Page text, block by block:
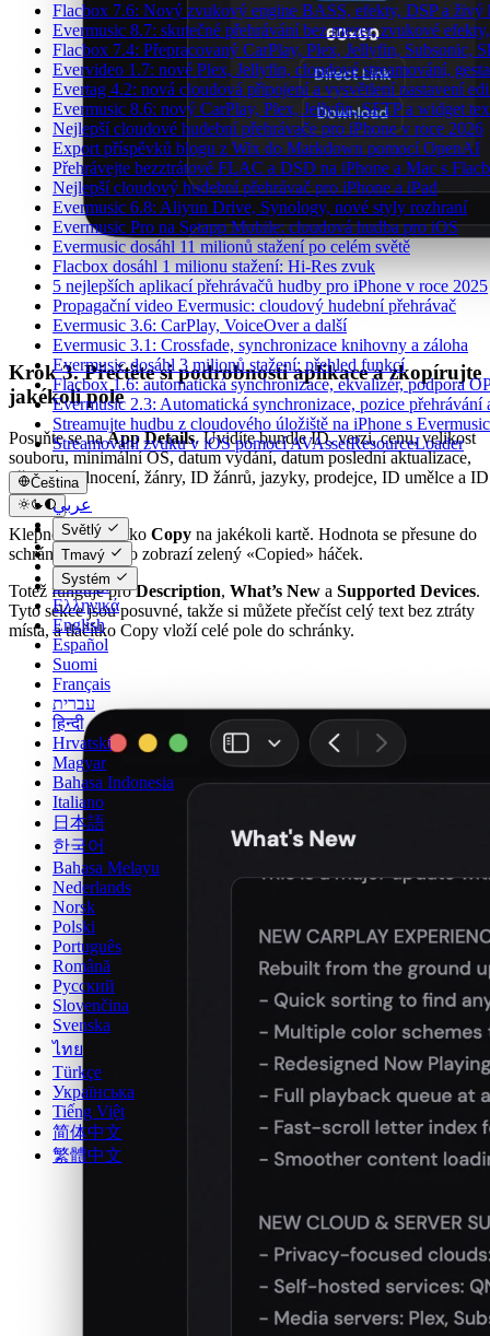
Flacbox 7.6: Nový zvukový engine BASS, efekty, DSP a živý
Evermusic 8.7: skutečné přehrávání bez mezer, zvukové
Flacbox 7.4: Přepracovaný CarPlay, Plex, Jellyfin, Subsonic,
Evervideo 1.7: nové Plex, Jellyfin, cloudové streamování,
Evertag 4.2: nová cloudová připojení a vysvětlení nastavení
Evermusic 8.6: nový CarPlay, Plex, Jellyfin, SFTP a widget
Nejlepší cloudové hudební přehrávače pro iPhone v roce 2026
Export příspěvků blogu z Wix do Markdown pomocí OpenAI
Přehrávejte bezztrátové FLAC a DSD na iPhone a Mac s
Nejlepší cloudový hudební přehrávač pro iPhone a iPad
Evermusic 6.8: Aliyun Drive, Synology, nové styly rozhraní
Evermusic Pro na Setapp Mobile: cloudová hudba pro iOS
Evermusic dosáhl 11 milionů stažení po celém světě
Flacbox dosáhl 1 milionu stažení: Hi-Res zvuk
5 nejlepších aplikací přehrávačů hudby pro iPhone v roce 2025
Propagační video Evermusic: cloudový hudební přehrávač
Evermusic 3.6: CarPlay, VoiceOver a další
Evermusic 3.1: Crossfade, synchronizace knihovny a záloha
Evermusic dosáhl 3 milionů stažení: přehled funkcí
Flacbox 1.6: automatická synchronizace, ekvalizér, podpora
Evermusic 2.3: Automatická synchronizace, pozice přehrávání
Streamujte hudbu z cloudového úložiště na iPhone s Evermusic
Streamování zvuku v iOS pomocí AVAssetResourceLoader
Čeština
عربي
Català
Čeština
Dansk
Deutsch
Ελληνικά
English
Español
Suomi
Français
עברית
हिन्दी
Hrvatski
Magyar
Bahasa Indonesia
Italiano
日本語
한국어
Bahasa Melayu
Nederlands
Norsk
Polski
Português
Română
Русский
Slovenčina
Svenska
ไทย
Türkçe
Українська
Tiếng Việt
简体中文
繁體中文
Světlý
Tmavý
Systém
Krok 3. Přečtěte si podrobnosti aplikace a zkopírujte
jakékoli pole
Posuňte se naApp Details. Uvidíte bundle ID, verzi, cenu, velikost
souboru, minimální OS, datum vydání, datum poslední aktualizace,
věkové hodnocení, žánry, ID žánrů, jazyky, prodejce, ID umělce a ID
skladby.
Klepněte na tlačítko Copy na jakékoli kartě. Hodnota se přesune do
schránky a tlačítko zobrazí zelený «Copied» háček.
Totéž funguje proDescription, What’s New a Supported Devices.
Tyto sekce jsou posuvné, takže si můžete přečíst celý text bez ztráty
místa, a tlačítko Copy vloží celé pole do schránky.